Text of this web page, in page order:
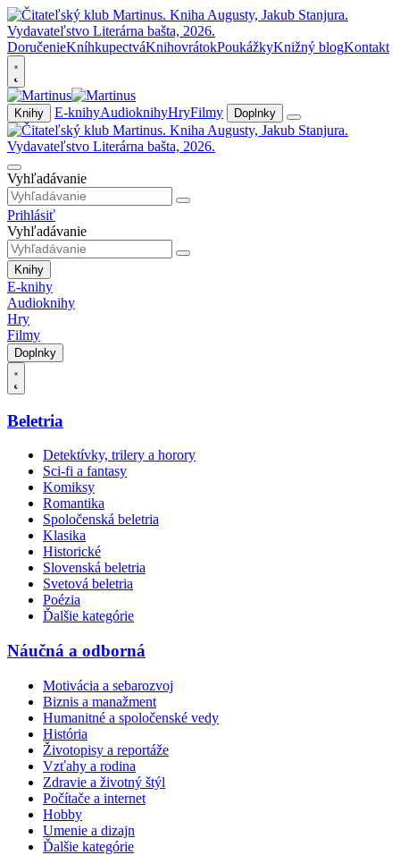
DoručenieKníhkupectváKnihovrátokPoukážkyKnižný blogKontakt
Knihy E-knihyAudioknihyHryFilmy Doplnky
Vyhľadávanie
Prihlásiť
Vyhľadávanie
Knihy
E-knihy
Audioknihy
Hry
Filmy
Doplnky
Beletria
Detektívky, trilery a horory
Sci-fi a fantasy
Komiksy
Romantika
Spoločenská beletria
Klasika
Historické
Slovenská beletria
Svetová beletria
Poézia
Ďalšie kategórie
Náučná a odborná
Motivácia a sebarozvoj
Biznis a manažment
Humanitné a spoločenské vedy
História
Životopisy a reportáže
Vzťahy a rodina
Zdravie a životný štýl
Počítače a internet
Hobby
Umenie a dizajn
Ďalšie kategórie